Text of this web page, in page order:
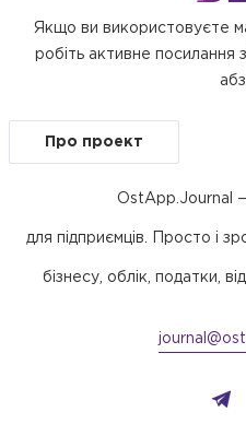
Якщо ви використовуєте
робіть активне посилання
Про проект
OstApp.Journal
для підприємців. Просто і
бізнесу, облік, податки,